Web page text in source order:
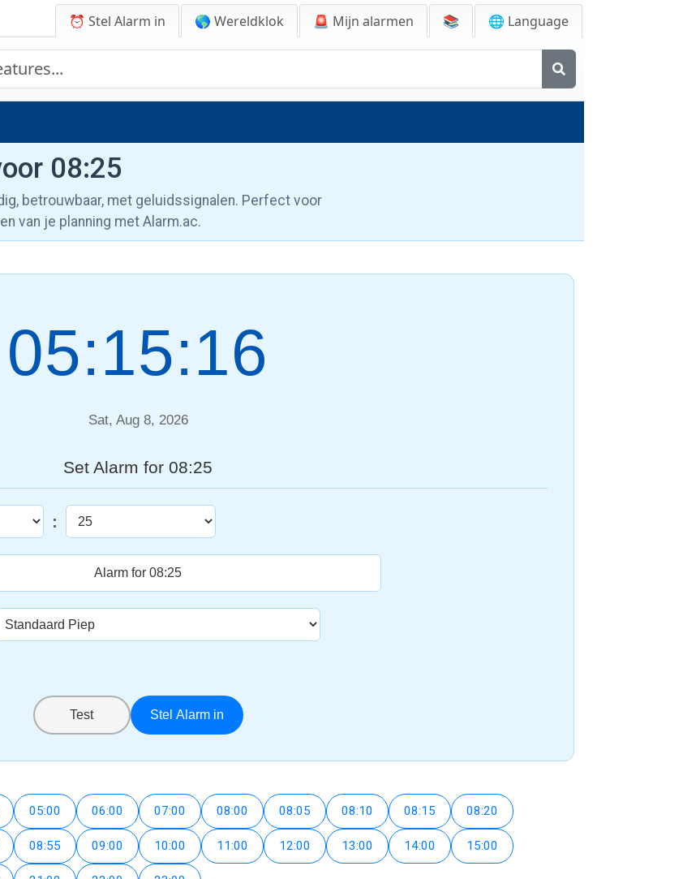
⏰ Stel Alarm in 🌎 Wereldklok 🚨 Mijn alarmen 📚 🌐 Language
08:25
betrouwbaar, met geluidssignalen. Perfect voor
van je planning met Alarm.ac.
05:15:17
Sat, Aug 8, 2026
Set Alarm for 08:25
:
Test Stel Alarm in
05:00 06:00 07:00 08:00 08:05 08:10 08:15 08:20
08:55 09:00 10:00 11:00 12:00 13:00 14:00 15:00